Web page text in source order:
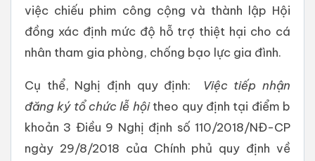
việc chiếu phim công cộng và thành lập Hội
đồng xác định mức độ hỗ trợ thiệt hại cho cá
nhân tham gia phòng, chống bạo lực gia đình.
Cụ thể, Nghị định quy định:
Việc tiếp nhận
đăng ký tổ chức lễ hộitheo quy định tại điểm b
khoản 3 Điều 9 Nghị định số 110/2018/NĐ-CP
ngày 29/8/2018 của Chính phủ quy định về